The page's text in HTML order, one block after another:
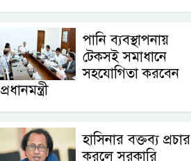
পানি ব্যবস্থাপনায়
টেকসই সমাধানে
সহযোগিতা করবেন
প্রধানমন্ত্রী
হাসিনার বক্তব্য প্রচার
করলে সরকারি